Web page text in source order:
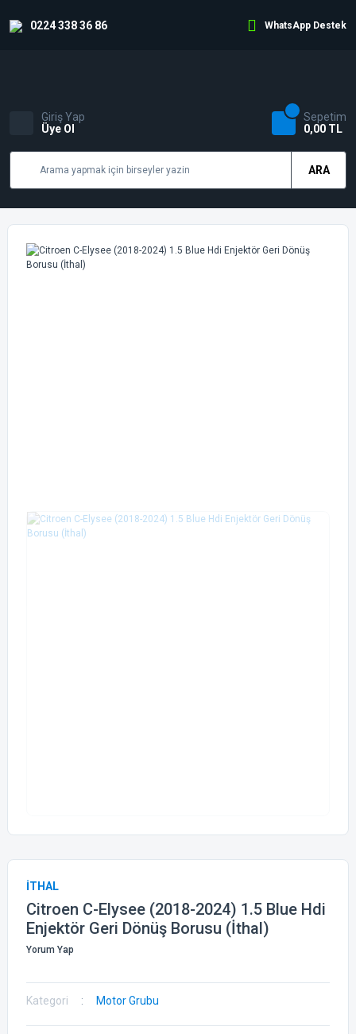
0224 338 36 86 WhatsApp Destek
ARA
Giriş Yap
Üye Ol
Sepetim
0,00 TL
İTHAL
Citroen C-Elysee (2018-2024) 1.5 Blue Hdi
Enjektör Geri Dönüş Borusu (İthal)
Yorum Yap
Kategori Motor Grubu